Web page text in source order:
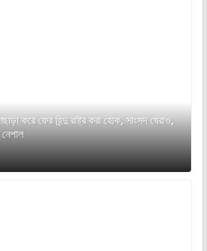
করে ফের হিন্দু রাষ্ট্র করা হোক, সাংসদ ঘেরাও,